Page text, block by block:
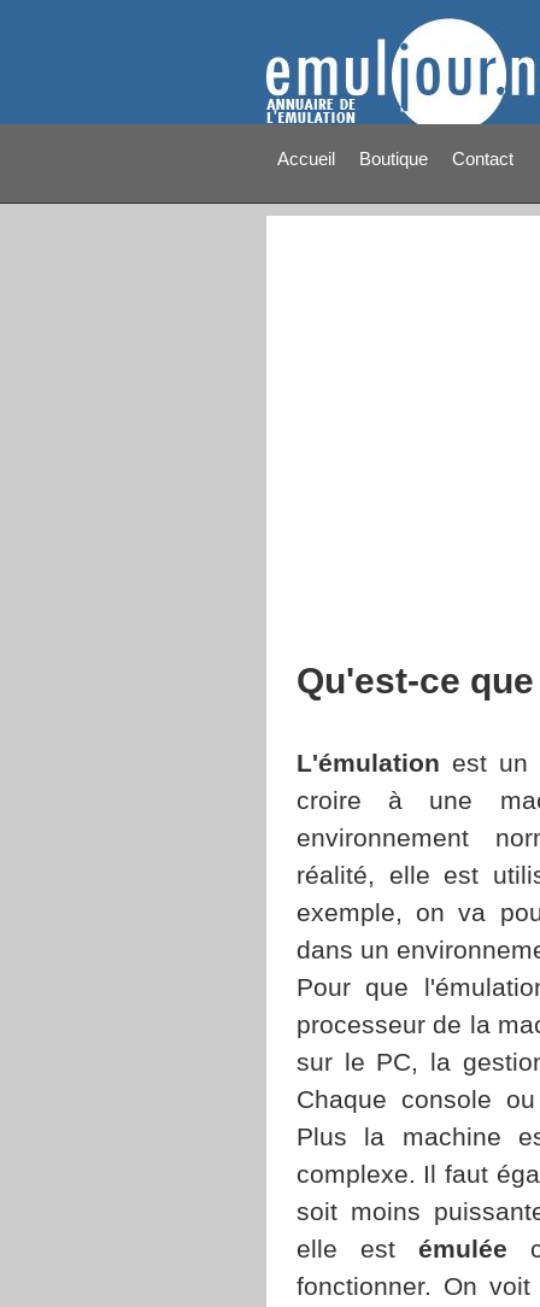
Accueil Boutique Contact
Qu'est-ce
L'émulation est un
croire à une
environnement
réalité, elle est
exemple, on va
dans un
Pour que
processeur de la
sur le PC, la
Chaque console
Plus la machine
complexe. Il faut
soit moins
elle estémulée
fonctionner. On